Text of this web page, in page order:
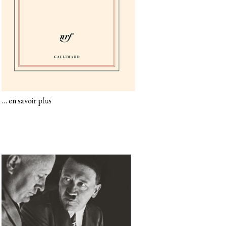
…en savoir plus